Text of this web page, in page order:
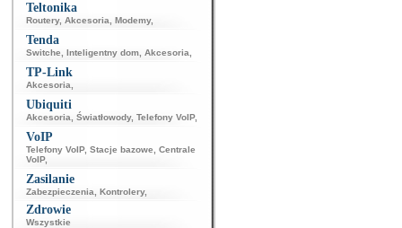
Teltonika
Routery, Akcesoria Modemy,
Tenda
Switche Inteligentny dom Akcesoria
TP-Link
Akcesoria
Ubiquiti
Akcesoria Światłowody, Telefony VoIP,
VoIP
Telefony VoIP, Stacje bazowe
Centrale
VoIP,
Zasilanie
Zabezpieczenia Kontrolery,
Zdrowie
Wszystkie